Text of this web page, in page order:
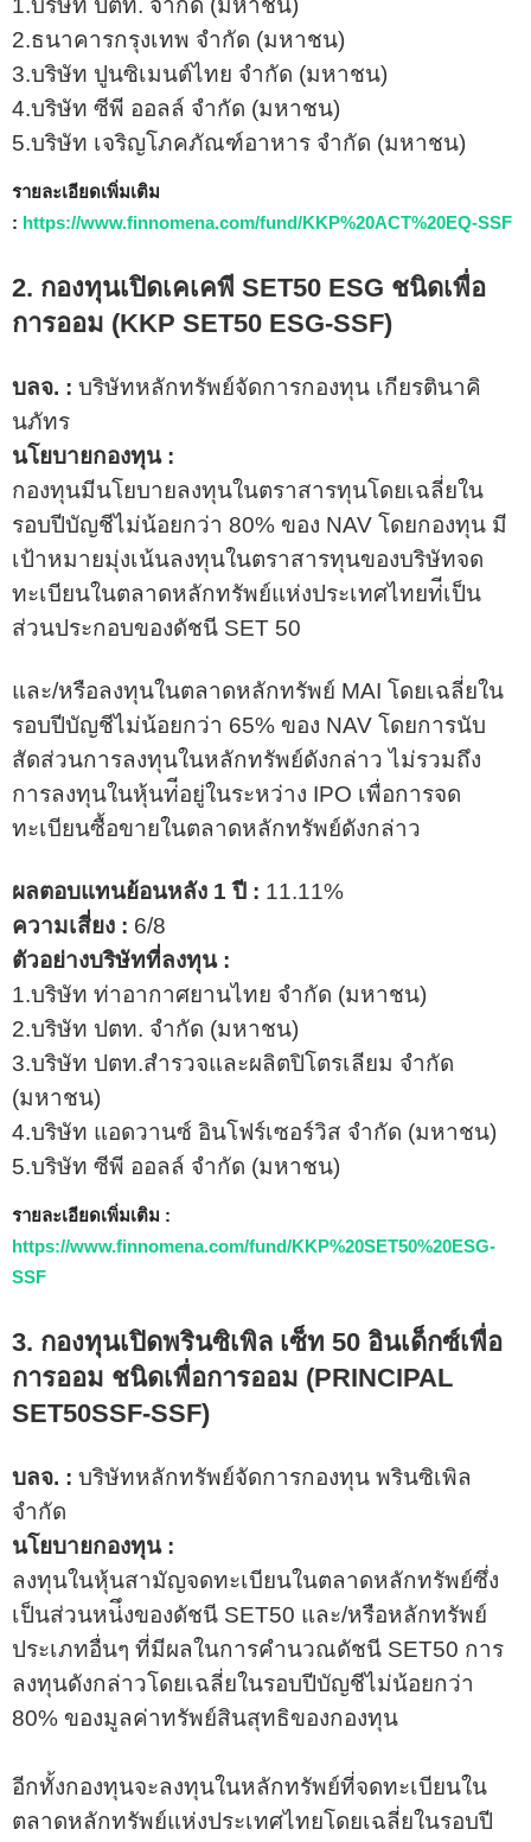
1.บริษัท ปตท. จำกัด (มหาชน)
2.ธนาคารกรุงเทพ จำกัด (มหาชน)
3.บริษัท ปูนซิเมนต์ไทย จํากัด (มหาชน)
4.บริษัท ซีพี ออลล์ จํากัด (มหาชน)
5.บริษัท เจริญโภคภัณฑ์อาหาร จํากัด (มหาชน)
รายละเอียดเพิ่มเติม
: https://www.finnomena.com/fund/KKP%20ACT%20EQ-SSF
2. กองทุนเปิดเคเคพี SET50 ESG ชนิดเพื่อ
การออม (KKP SET50 ESG-SSF)
บลจ. : บริษัทหลักทรัพย์จัดการกองทุน เกียรตินาคิ
นภัทร
นโยบายกองทุน :
กองทุนมีนโยบายลงทุนในตราสารทุนโดยเฉลี่ยใน
รอบปีบัญชีไม่น้อยกว่า 80% ของ NAV โดยกองทุน มี
เป้าหมายมุ่งเน้นลงทุนในตราสารทุนของบริษัทจด
ทะเบียนในตลาดหลักทรัพย์แห่งประเทศไทยท่ีเป็น
ส่วนประกอบของดัชนี SET 50
และ/หรือลงทุนในตลาดหลักทรัพย์ MAI โดยเฉลี่ยใน
รอบปีบัญชีไม่น้อยกว่า 65% ของ NAV โดยการนับ
สัดส่วนการลงทุนในหลักทรัพย์ดังกล่าว ไม่รวมถึง
การลงทุนในหุ้นท่ีอยู่ในระหว่าง IPO เพื่อการจด
ทะเบียนซื้อขายในตลาดหลักทรัพย์ดังกล่าว
ผลตอบแทนย้อนหลัง 1 ปี : 11.11%
ความเสี่ยง : 6/8
ตัวอย่างบริษัทที่ลงทุน :
1.บริษัท ท่าอากาศยานไทย จํากัด (มหาชน)
2.บริษัท ปตท. จำกัด (มหาชน)
3.บริษัท ปตท.สํารวจและผลิตปิโตรเลียม จํากัด
(มหาชน)
4.บริษัท แอดวานซ์ อินโฟร์เซอร์วิส จํากัด (มหาชน)
5.บริษัท ซีพี ออลล์ จํากัด (มหาชน)
รายละเอียดเพิ่มเติม :
https://www.finnomena.com/fund/KKP%20SET50%20ESG-
SSF
3. กองทุนเปิดพรินซิเพิล เซ็ท 50 อินเด็กซ์เพื่อ
การออม ชนิดเพื่อการออม (PRINCIPAL
SET50SSF-SSF)
บลจ. : บริษัทหลักทรัพย์จัดการกองทุน พรินซิเพิล
จำกัด
นโยบายกองทุน :
ลงทุนในหุ้นสามัญจดทะเบียนในตลาดหลักทรัพย์ซึ่ง
เป็นส่วนหน่ึงของดัชนี SET50 และ/หรือหลักทรัพย์
ประเภทอื่นๆ ที่มีผลในการคำนวณดัชนี SET50 การ
ลงทุนดังกล่าวโดยเฉลี่ยในรอบปีบัญชีไม่น้อยกว่า
80% ของมูลค่าทรัพย์สินสุทธิของกองทุน
อีกทั้งกองทุนจะลงทุนในหลักทรัพย์ที่จดทะเบียนใน
ตลาดหลักทรัพย์แห่งประเทศไทยโดยเฉลี่ยในรอบปี